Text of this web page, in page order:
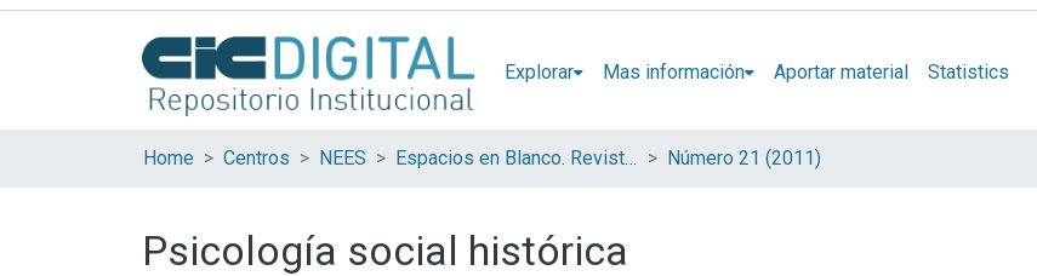
Explorar Mas información Aportar material Statistics
Home Centros NEES Espacios en Blanco. Revista de Educación (Serie Indagaciones) Número 21 (2011)
Psicología social histórica